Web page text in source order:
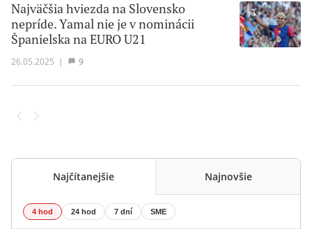
Najväčšia hviezda na Slovensko
nepríde. Yamal nie je v nominácii
Španielska na EURO U21
26.05.2025 | 9
Najčítanejšie Najnovšie
4 hod 24 hod 7 dní SME